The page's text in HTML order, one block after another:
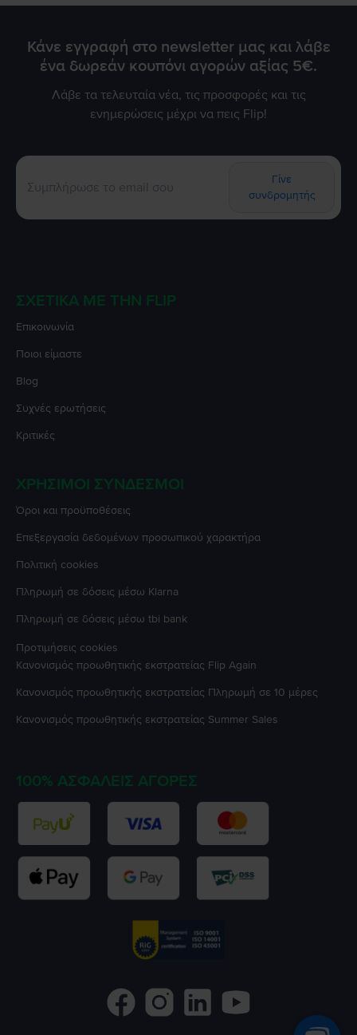
Κάνε εγγραφή στο newsletter μας και λάβε
ένα δωρεάν κουπόνι αγορών αξίας 5€.
Λάβε τα τελευταία νέα, τις προσφορές και τις
ενημερώσεις μέχρι να πεις Flip!
Γίνε
συνδρομητής
ΣΧΕΤΙΚΆ ΜΕ ΤΗΝ FLIP
Επικοινωνία
Ποιοι είμαστε
Blog
Συχνές ερωτήσεις
Κριτικές
ΧΡΉΣΙΜΟΙ ΣΎΝΔΕΣΜΟΙ
Όροι και προϋποθέσεις
Επεξεργασία δεδομένων προσωπικού χαρακτήρα
Πολιτική cookies
Πληρωμή σε δόσεις μέσω Klarna
Πληρωμή σε δόσεις μέσω tbi bank
Προτιμήσεις cookies
Κανονισμός προωθητικής εκστρατείας Flip Again
Κανονισμός προωθητικής εκστρατείας Πληρωμή σε 10 μέρες
Κανονισμός προωθητικής εκστρατείας Summer Sales
100% ΑΣΦΑΛΕΊΣ ΑΓΟΡΈΣ